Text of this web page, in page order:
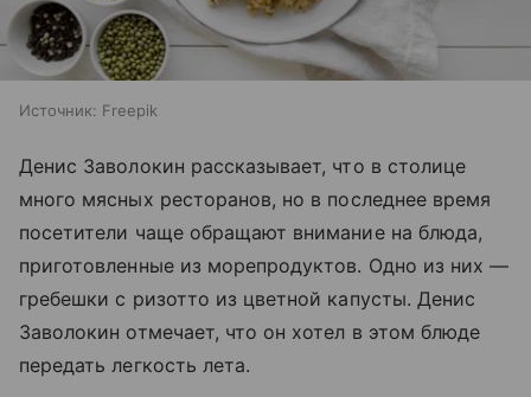
Источник: Freepik
Денис Заволокин рассказывает, что в столице
много мясных ресторанов, но в последнее время
посетители чаще обращают внимание на блюда,
приготовленные из морепродуктов. Одно из них —
гребешки с ризотто из цветной капусты. Денис
Заволокин отмечает, что он хотел в этом блюде
передать легкость лета.